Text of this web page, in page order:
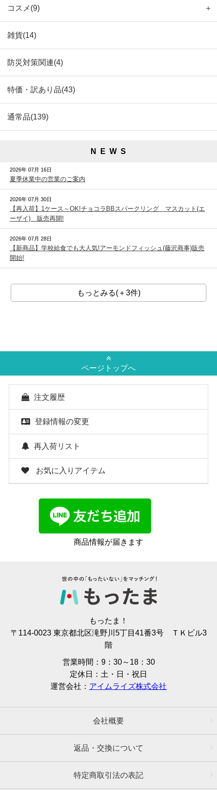
コスメ(9) ＋
雑貨(14)
防災対策関連(4)
特価・訳あり品(43)
通常品(139)
N E W S
2026年 07月 16日
夏季休業中の営業のご案内
2026年 07月 30日
【再入荷】1ケース～OK!チョコラBBスパークリング マスカット(エ
ーザイ) 販売再開!
2026年 07月 28日
【新商品】学校給食でも大人気!アーモンドフィッシュ(藤沢商事)販売
開始!
もっとみる(＋3件)
ページトップへ
注文履歴
登録情報の変更
再入荷リスト
お気に入りアイテム
商品情報が届きます
もったま！
〒114-0023 東京都北区滝野川5丁目41番3号 ＴＫビル3
階
営業時間：9：30～18：30
定休日：土・日・祝日
運営会社： アイムライズ株式会社
会社概要
返品・交換について
特定商取引法の表記